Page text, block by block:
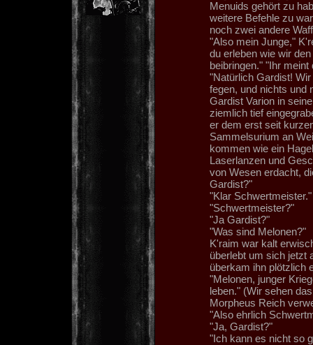
Menuids gehört zu
weitere Befehle zu
noch zwei andere
"Also mein Junge,"
du erleben wie wir
beibringen." "Ihr
"Natürlich Gardist!
fegen, und nichts und
Gardist Varion in
ziemlich tief
er dem erst seit
Sammelsurium an
kommen wie ein
Laserlanzen und
von Wesen erdacht,
Gardist?"
"Klar Schwertmeister."
"Schwertmeister?"
"Ja Gardist?"
"Was sind Melonen?"
K'raim war kalt
überlebt um sich jetzt
überkam ihn plötzlich
"Melonen, junger
leben." (Wir sehen
Morpheus Reich
"Also ehrlich
"Ja, Gardist?"
"Ich kann es nicht so